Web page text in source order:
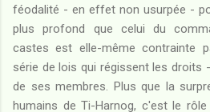
féodalité - en effet non usurpée -
plus profond que celui du
castes est elle-même contrainte
série de lois qui régissent les droits
de ses membres. Plus que la
humains de Ti-Harnog, c'est le